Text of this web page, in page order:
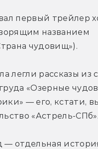
первый трейлер
названием
чудовищ»).
легли рассказы из
«Озерные
— его, кстати,
«Астрель-СПб».
— отдельная